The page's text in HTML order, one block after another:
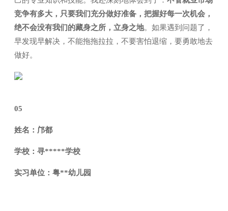
竞争有多大，只要我们充分做好准备，把握好每一次机会，
绝不会没有我们的藏身之所，立身之地。如果遇到问题了，
早发现早解决，不能拖拖拉拉，不要害怕退缩，要勇敢地去
做好。
05
姓名：邝都
学校：寻*****学校
实习单位：粤**幼儿园